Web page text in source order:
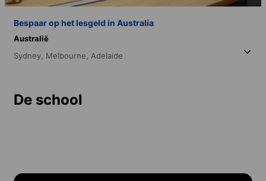
Bespaar op het lesgeld in Australia
Australië
Sydney, Melbourne, Adelaide
De school